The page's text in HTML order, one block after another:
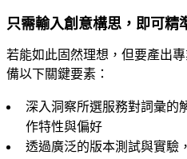
只需輸入創意構思，即可精
若能如此固然理想，但要產出
備以下關鍵要素：
深入洞察所選服務對詞彙的
作特性與偏好
透過廣泛的版本測試與實驗